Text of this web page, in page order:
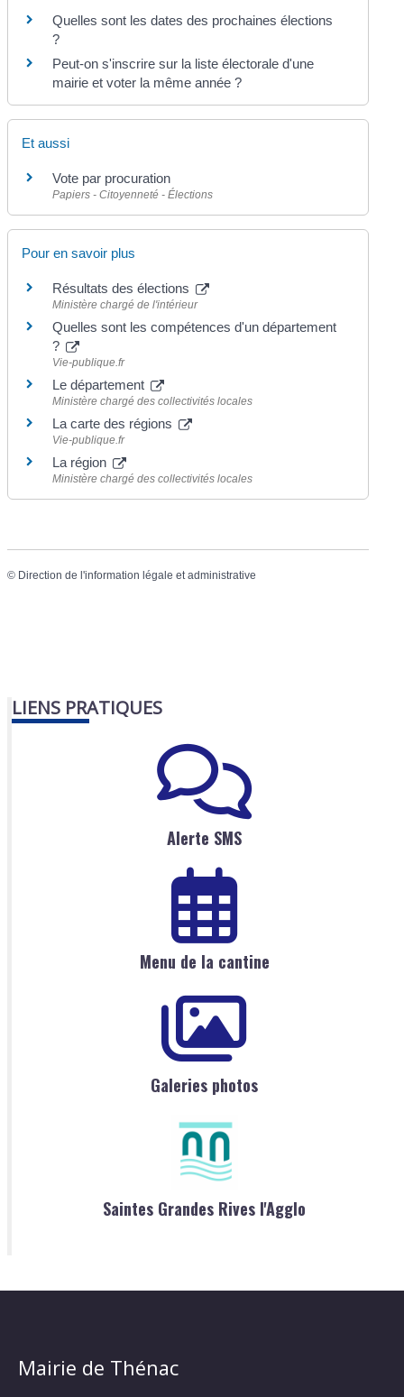
Quelles sont les dates des prochaines élections
?
Peut-on s'inscrire sur la liste électorale d'une
mairie et voter la même année ?
Et aussi
Vote par procuration
Papiers - Citoyenneté - Élections
Pour en savoir plus
Résultats des élections
Ministère chargé de l'intérieur
Quelles sont les compétences d'un département
?
Vie-publique.fr
Le département
Ministère chargé des collectivités locales
La carte des régions
Vie-publique.fr
La région
Ministère chargé des collectivités locales
© Direction de l'information légale et administrative
LIENS PRATIQUES
Alerte SMS
Menu de la cantine
Galeries photos
Saintes Grandes Rives l'Agglo
Mairie de Thénac